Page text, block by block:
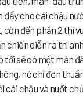
cho cái chậu
còn đến phần 2 thì
chiến diễn ra thì
tới sẽ có một màn
nó chỉ đơn
cái chậu và nuốt